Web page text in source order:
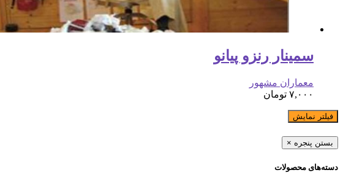
سمینار رنزو پیانو
معماران مشهور
۷,۰۰۰ تومان
فیلتر نمایش
بستن پنجره ×
دسته‌های محصولات